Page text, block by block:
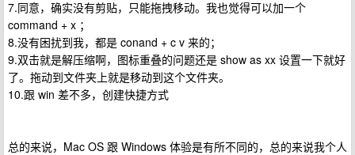
7.同意，确实没有剪贴，只能拖拽移动。我也觉得可以加一个
command + x ；
8.没有困扰到我，都是 conand + c v 来的；
9.双击就是解压缩啊，图标重叠的问题还是 show as xx 设置一下就好
了。拖动到文件夹上就是移动到这个文件夹。
10.跟 win 差不多，创建快捷方式
总的来说，Mac OS 跟 Windows 体验是有所不同的，总的来说我个人